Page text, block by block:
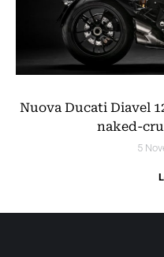
Nuova Ducati Diavel
naked-
5